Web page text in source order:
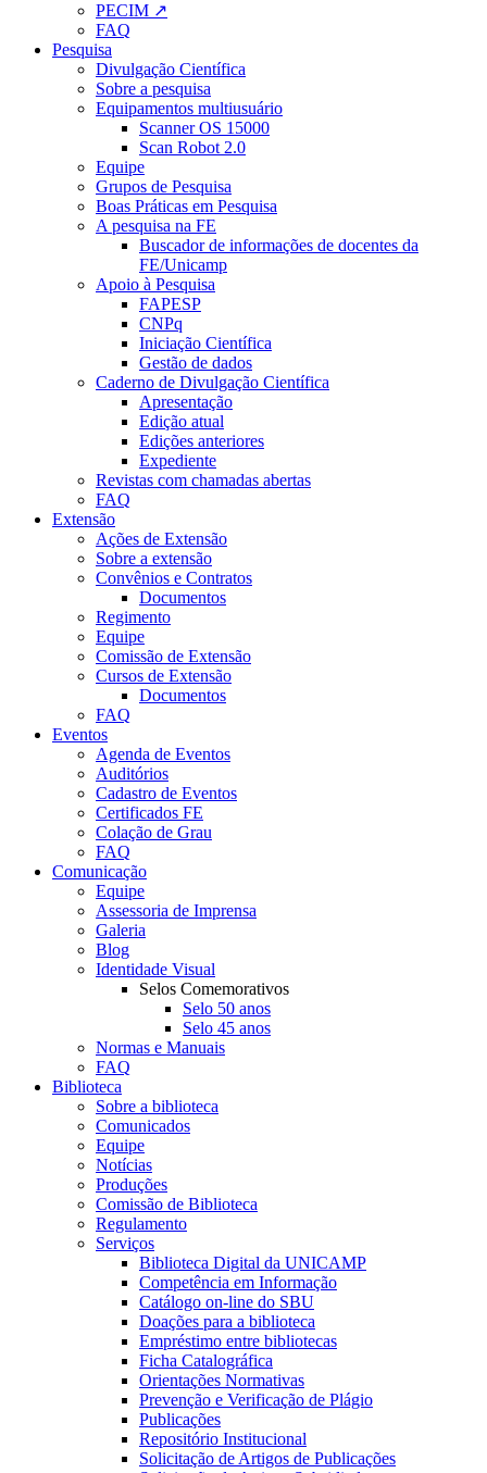
PECIM ↗
FAQ
Pesquisa
Divulgação Científica
Sobre a pesquisa
Equipamentos multiusuário
Scanner OS 15000
Scan Robot 2.0
Equipe
Grupos de Pesquisa
Boas Práticas em Pesquisa
A pesquisa na FE
Buscador de informações de docentes da
FE/Unicamp
Apoio à Pesquisa
FAPESP
CNPq
Iniciação Científica
Gestão de dados
Caderno de Divulgação Científica
Apresentação
Edição atual
Edições anteriores
Expediente
Revistas com chamadas abertas
FAQ
Extensão
Ações de Extensão
Sobre a extensão
Convênios e Contratos
Documentos
Regimento
Equipe
Comissão de Extensão
Cursos de Extensão
Documentos
FAQ
Eventos
Agenda de Eventos
Auditórios
Cadastro de Eventos
Certificados FE
Colação de Grau
FAQ
Comunicação
Equipe
Assessoria de Imprensa
Galeria
Blog
Identidade Visual
Selos Comemorativos
Selo 50 anos
Selo 45 anos
Normas e Manuais
FAQ
Biblioteca
Sobre a biblioteca
Comunicados
Equipe
Notícias
Produções
Comissão de Biblioteca
Regulamento
Serviços
Biblioteca Digital da UNICAMP
Competência em Informação
Catálogo on-line do SBU
Doações para a biblioteca
Empréstimo entre bibliotecas
Ficha Catalográfica
Orientações Normativas
Prevenção e Verificação de Plágio
Publicações
Repositório Institucional
Solicitação de Artigos de Publicações